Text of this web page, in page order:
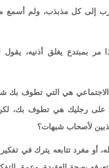
إلى كل مذبذب، ولم أسمع
بمبتدع يغلق أذنيه، يقول
هي التي تطوف بك
على رجليك هي تطوف بك،
لأصحاب شبهات؟
أو مغرد تتابعه يترك في